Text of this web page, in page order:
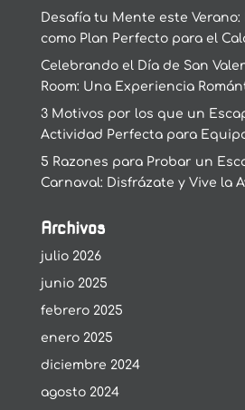
Desafía tu Mente este Verano:
como Plan Perfecto para el
Celebrando el Día de San
Room: Una Experiencia
3 Motivos por los que un
Actividad Perfecta para
5 Razones para Probar un
Carnaval: Disfrázate y Vive la
Archivos
julio 2026
junio 2025
febrero 2025
enero 2025
diciembre 2024
agosto 2024